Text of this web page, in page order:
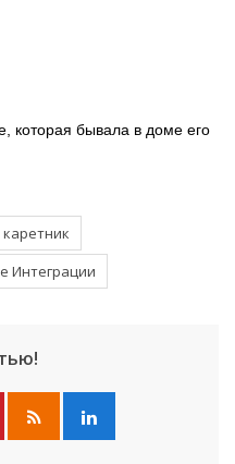
которая бывала в доме его
Интеграции